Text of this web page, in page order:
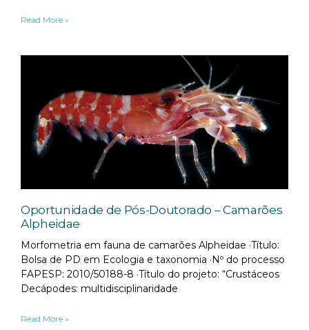
Read More »
Oportunidade de Pós-Doutorado – Camarões
Alpheidae
Morfometria em fauna de camarões Alpheidae ·Título:
Bolsa de PD em Ecologia e taxonomia ·Nº do processo
FAPESP: 2010/50188-8 ·Título do projeto: “Crustáceos
Decápodes: multidisciplinaridade
Read More »